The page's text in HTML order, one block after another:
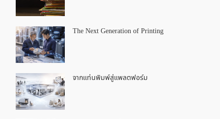
The Next Generation of Printing
จากแท่นพิมพ์สู่แพลตฟอร์ม